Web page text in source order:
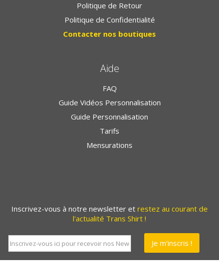
Politique de Retour
Politique de Confidentialité
Contacter nos boutiques
Aide
FAQ
Guide Vidéos Personnalisation
Guide Personnalisation
Tarifs
Mensurations
Inscrivez-vous à notre newsletter et restez au courant de
l'actualité Trans Shirt !